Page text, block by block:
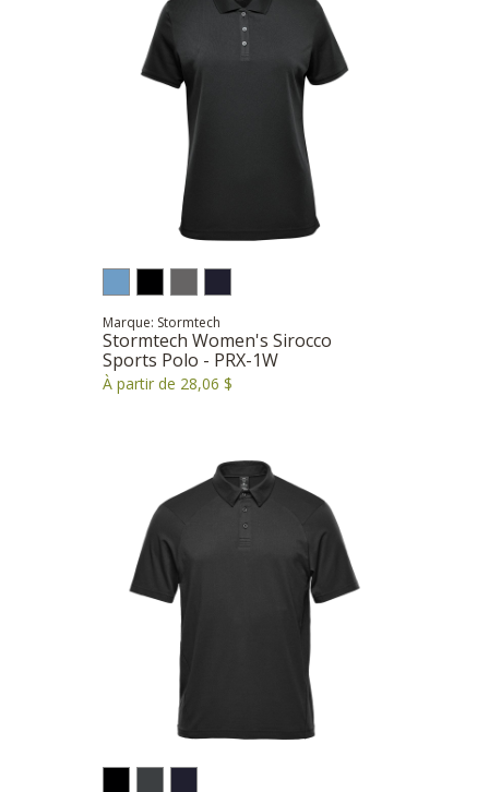
Marque: Stormtech
Stormtech Women's Sirocco
Sports Polo - PRX-1W
À partir de 28,06 $